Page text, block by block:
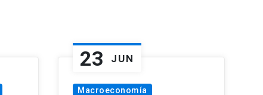
23 JUN
Macroeconomía